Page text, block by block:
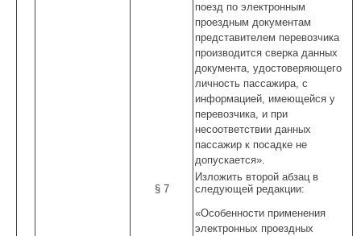
поезд по электронным
проездным документам
представителем перевозчика
производится сверка данных
документа, удостоверяющего
личность пассажира, с
информацией, имеющейся у
перевозчика, и при
несоответствии данных
пассажир к посадке не
допускается».
§ 7
Изложить второй абзац в
следующей редакции:
«Особенности применения
электронных проездных